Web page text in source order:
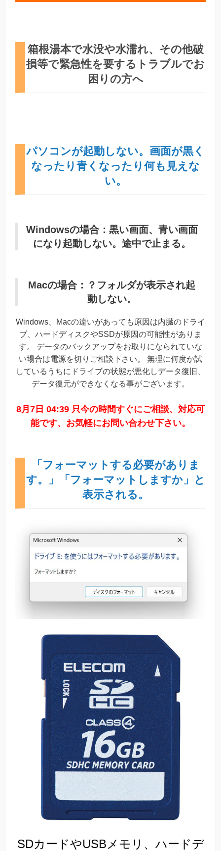
箱根湯本で水没や水濡れ、その他破
損等で緊急性を要するトラブルでお
困りの方へ
パソコンが起動しない。画面が黒く
なったり青くなったり何も見えな
い。
Windowsの場合：黒い画面、青い画面
になり起動しない。途中で止まる。
Macの場合：？フォルダが表示され起
動しない。
Windows、Macの違いがあっても原因は内臓のドライ
ブ、ハードディスクやSSDが原因の可能性がありま
す。 データのバックアップをお取りになられていな
い場合は電源を切りご相談下さい。 無理に何度か試
しているうちにドライブの状態が悪化しデータ復旧、
データ復元ができなくなる事がございます。
8月7日 04:39 只今の時間すぐにご相談、対応可
能です、お気軽にお問い合わせ下さい。
「フォーマットする必要がありま
す。」「フォーマットしますか」と
表示される。
SDカードやUSBメモリ、ハードデ